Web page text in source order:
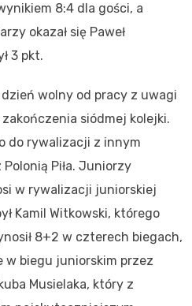
8:4 dla gości, a
okazał się Paweł
3 pkt.
wolny od pracy z uwagi
zakończenia siódmej kolejki.
do rywalizacji z innym
Polonią Piła. Juniorzy
w rywalizacji juniorskiej
Kamil Witkowski, którego
8+2 w czterech biegach,
w biegu juniorskim przez
Musielaka, który z